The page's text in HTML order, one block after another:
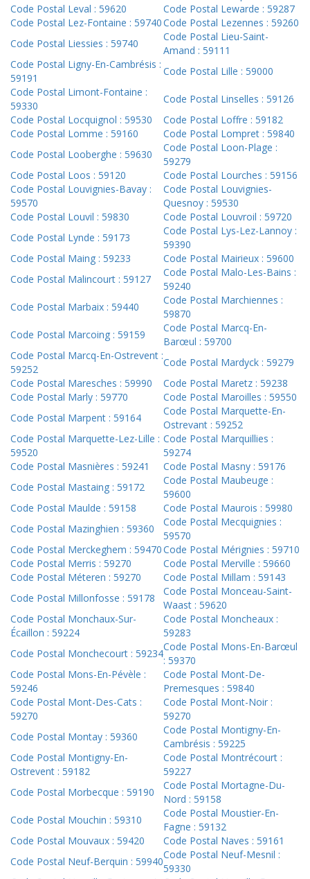
Code Postal Leval : 59620
Code Postal Lewarde : 59287
Code Postal Lez-Fontaine : 59740Code Postal Lezennes : 59260
Code Postal Liessies : 59740
Code Postal Lieu-Saint-
Amand : 59111
Code Postal Ligny-En-Cambrésis :
59191
Code Postal Lille : 59000
Code Postal Limont-Fontaine :
59330
Code Postal Linselles : 59126
Code Postal Locquignol : 59530
Code Postal Loffre : 59182
Code Postal Lomme : 59160
Code Postal Lompret : 59840
Code Postal Looberghe : 59630
Code Postal Loon-Plage :
59279
Code Postal Loos : 59120
Code Postal Lourches : 59156
Code Postal Louvignies-Bavay :
59570
Code Postal Louvignies-
Quesnoy : 59530
Code Postal Louvil : 59830
Code Postal Louvroil : 59720
Code Postal Lynde : 59173
Code Postal Lys-Lez-Lannoy :
59390
Code Postal Maing : 59233
Code Postal Mairieux : 59600
Code Postal Malincourt : 59127
Code Postal Malo-Les-Bains :
59240
Code Postal Marbaix : 59440
Code Postal Marchiennes :
59870
Code Postal Marcoing : 59159
Code Postal Marcq-En-
Barœul : 59700
Code Postal Marcq-En-Ostrevent :
59252
Code Postal Mardyck : 59279
Code Postal Maresches : 59990
Code Postal Maretz : 59238
Code Postal Marly : 59770
Code Postal Maroilles : 59550
Code Postal Marpent : 59164
Code Postal Marquette-En-
Ostrevant : 59252
Code Postal Marquette-Lez-Lille :
59520
Code Postal Marquillies :
59274
Code Postal Masnières : 59241
Code Postal Masny : 59176
Code Postal Mastaing : 59172
Code Postal Maubeuge :
59600
Code Postal Maulde : 59158
Code Postal Maurois : 59980
Code Postal Mazinghien : 59360
Code Postal Mecquignies :
59570
Code Postal Merckeghem : 59470Code Postal Mérignies : 59710
Code Postal Merris : 59270
Code Postal Merville : 59660
Code Postal Méteren : 59270
Code Postal Millam : 59143
Code Postal Millonfosse : 59178
Code Postal Monceau-Saint-
Waast : 59620
Code Postal Monchaux-Sur-
Écaillon : 59224
Code Postal Moncheaux :
59283
Code Postal Monchecourt : 59234
Code Postal Mons-En-Barœul
: 59370
Code Postal Mons-En-Pévèle :
59246
Code Postal Mont-De-
Premesques : 59840
Code Postal Mont-Des-Cats :
59270
Code Postal Mont-Noir :
59270
Code Postal Montay : 59360
Code Postal Montigny-En-
Cambrésis : 59225
Code Postal Montigny-En-
Ostrevent : 59182
Code Postal Montrécourt :
59227
Code Postal Morbecque : 59190
Code Postal Mortagne-Du-
Nord : 59158
Code Postal Mouchin : 59310
Code Postal Moustier-En-
Fagne : 59132
Code Postal Mouvaux : 59420
Code Postal Naves : 59161
Code Postal Neuf-Berquin : 59940
Code Postal Neuf-Mesnil :
59330